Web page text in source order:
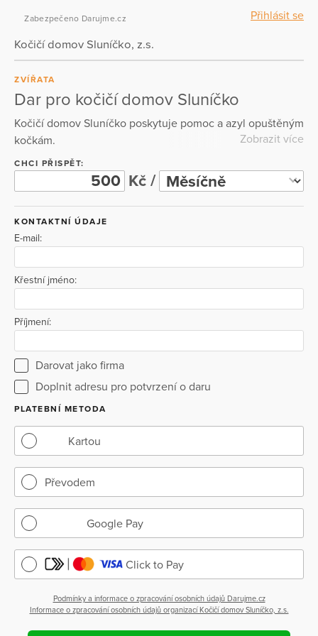
Přihlásit se
Zabezpečeno Darujme.cz
Kočičí domov Sluníčko, z.s.
ZVÍŘATA
Dar pro kočičí domov Sluníčko
Kočičí domov Sluníčko poskytuje pomoc a azyl opuštěným
kočkám.
Zobrazit více
CHCI PŘISPĚT:
Kč /
KONTAKTNÍ ÚDAJE
E-mail:
Křestní jméno:
Příjmení:
Darovat jako firma
Doplnit adresu pro potvrzení o daru
PLATEBNÍ METODA
Kartou
Převodem
Google Pay
Click to Pay
Podmínky a informace o zpracování osobních údajů Darujme.cz
Informace o zpracování osobních údajů organizací Kočičí domov Sluníčko, z.s.